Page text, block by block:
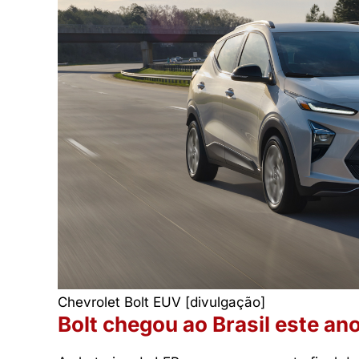
Chevrolet Bolt EUV [divulgação]
Bolt chegou ao Brasil este